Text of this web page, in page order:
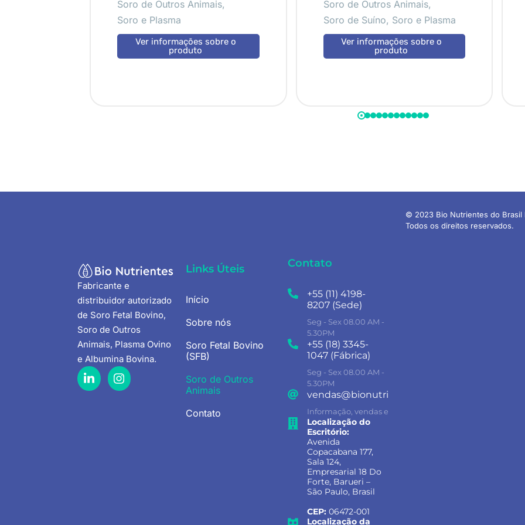
Soro de Outros Animais,
Soro e Plasma
Ver informações sobre o
produto
Soro de Outros Animais,
Soro de Suíno, Soro e Plasma
Ver informações sobre o
produto
Fabricante e
distribuidor autorizado
de Soro Fetal Bovino,
Soro de Outros
Animais, Plasma Ovino
e Albumina Bovina.
Links Úteis
Início
Sobre nós
Soro Fetal Bovino
(SFB)
Soro de Outros
Animais
Contato
Contato
+55 (11) 4198-
8207 (Sede)
Seg - Sex 08.00 AM -
5.30PM
+55 (18) 3345-
1047 (Fábrica)
Seg - Sex 08.00 AM -
5.30PM
vendas@bionutrientes.com.br
Informação, vendas e suporte
Localização do
Escritório:
Avenida
Copacabana 177,
Sala 124,
Empresarial 18 Do
Forte, Barueri –
São Paulo, Brasil
CEP: 06472-001
Localização da
© 2023 Bio Nutrientes do Brasil
Todos os direitos reservados.